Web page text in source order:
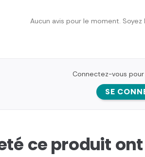
Aucun avis pour le moment.
Connectez-vous
SE
ce produit